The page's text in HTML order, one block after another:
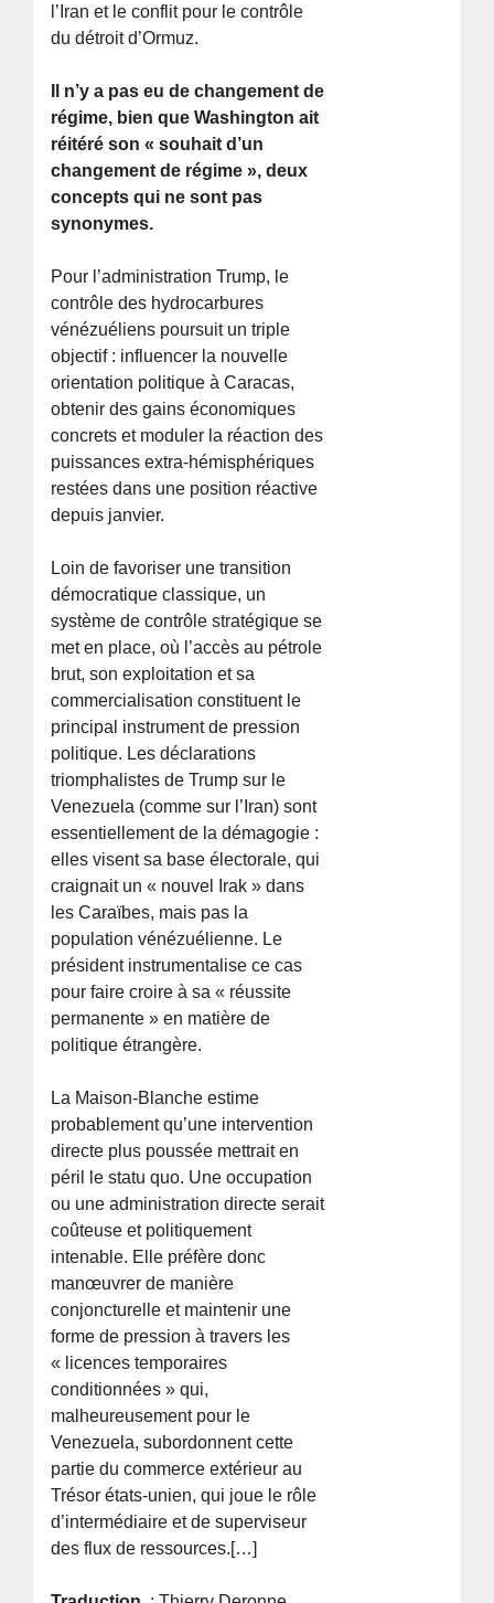
l’Iran et le conflit pour le contrôle
du détroit d’Ormuz.
Il n’y a pas eu de changement de
régime, bien que Washington ait
réitéré son « souhait d’un
changement de régime », deux
concepts qui ne sont pas
synonymes.
Pour l’administration Trump, le
contrôle des hydrocarbures
vénézuéliens poursuit un triple
objectif : influencer la nouvelle
orientation politique à Caracas,
obtenir des gains économiques
concrets et moduler la réaction des
puissances extra-hémisphériques
restées dans une position réactive
depuis janvier.
Loin de favoriser une transition
démocratique classique, un
système de contrôle stratégique se
met en place, où l’accès au pétrole
brut, son exploitation et sa
commercialisation constituent le
principal instrument de pression
politique. Les déclarations
triomphalistes de Trump sur le
Venezuela (comme sur l’Iran) sont
essentiellement de la démagogie :
elles visent sa base électorale, qui
craignait un « nouvel Irak » dans
les Caraïbes, mais pas la
population vénézuélienne. Le
président instrumentalise ce cas
pour faire croire à sa « réussite
permanente » en matière de
politique étrangère.
La Maison-Blanche estime
probablement qu’une intervention
directe plus poussée mettrait en
péril le statu quo. Une occupation
ou une administration directe serait
coûteuse et politiquement
intenable. Elle préfère donc
manœuvrer de manière
conjoncturelle et maintenir une
forme de pression à travers les
« licences temporaires
conditionnées » qui,
malheureusement pour le
Venezuela, subordonnent cette
partie du commerce extérieur au
Trésor états-unien, qui joue le rôle
d’intermédiaire et de superviseur
des flux de ressources.[…]